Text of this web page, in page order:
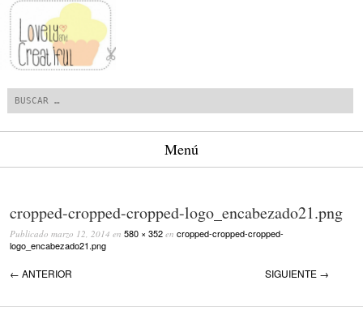
Menú
cropped-cropped-cropped-logo_encabezado21.png
Publicado marzo 12, 2014 en 580 × 352 en cropped-cropped-cropped-
logo_encabezado21.png
← ANTERIOR SIGUIENTE →